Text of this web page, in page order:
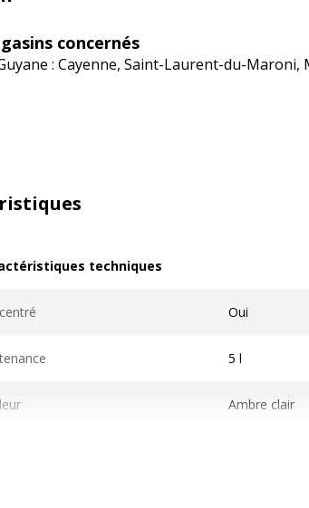
concernés
: Cayenne, Saint-Laurent-du-
techniques
Oui
5 l
Ambre clair